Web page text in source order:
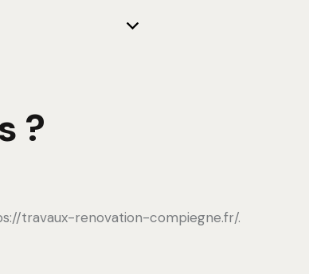
?
travaux-renovation-compiegne.fr/.